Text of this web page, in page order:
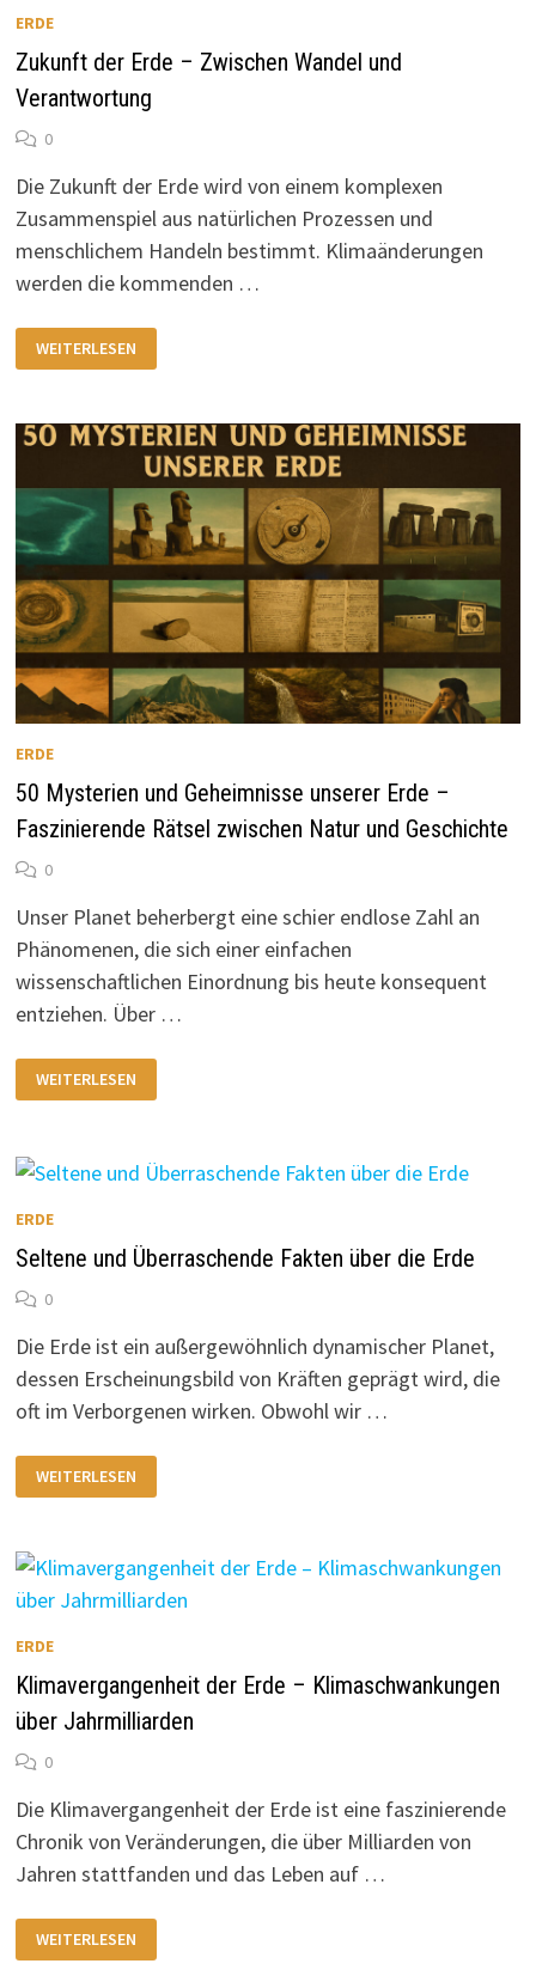
ERDE
Zukunft der Erde – Zwischen Wandel und
Verantwortung
0
Die Zukunft der Erde wird von einem komplexen
Zusammenspiel aus natürlichen Prozessen und
menschlichem Handeln bestimmt. Klimaänderungen
werden die kommenden …
ZUKUNFT
DER
ERDE
WANDEL
UND
VERANTWORTUNG
WEITERLESEN
ERDE
50 Mysterien und Geheimnisse unserer Erde –
Faszinierende Rätsel zwischen Natur und Geschichte
0
Unser Planet beherbergt eine schier endlose Zahl an
Phänomenen, die sich einer einfachen
wissenschaftlichen Einordnung bis heute konsequent
entziehen. Über …
MYSTERIEN
UND
–
FASZINIERENDE
ZWISCHEN
UND
GESCHICHTE
WEITERLESEN
ERDE
Seltene und Überraschende Fakten über die Erde
0
Die Erde ist ein außergewöhnlich dynamischer Planet,
dessen Erscheinungsbild von Kräften geprägt wird, die
oft im Verborgenen wirken. Obwohl wir …
SELTENE
UND
ÜBERRASCHENDE
ERDE
WEITERLESEN
ERDE
Klimavergangenheit der Erde – Klimaschwankungen
über Jahrmilliarden
0
Die Klimavergangenheit der Erde ist eine faszinierende
Chronik von Veränderungen, die über Milliarden von
Jahren stattfanden und das Leben auf …
KLIMAVERGANGENHEIT
DER
ERDE
WEITERLESEN